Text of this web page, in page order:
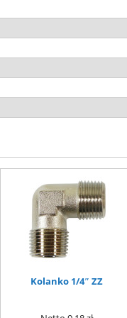
Kolanko 1/4″ ZZ